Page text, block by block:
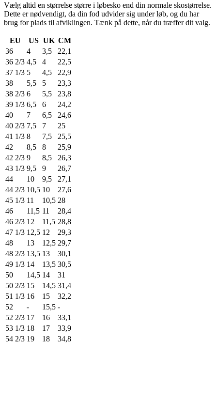
Vælg altid en størrelse større i løbesko end din normale skostørrelse.
Dette er nødvendigt, da din fod udvider sig under løb, og du har
brug for plads til afviklingen. Tænk på dette, når du træffer dit valg.
EU US UK CM
36
4 3,5
22,1
36 2/3 4,5 4
22,5
37 1/3 5 4,5
22,9
38
5,5 5
23,3
38 2/3 6 5,5
23,8
39 1/3 6,5 6
24,2
40
7 6,5
24,6
40 2/3 7,5 7
25
41 1/3 8 7,5
25,5
42
8,5 8
25,9
42 2/3 9 8,5
26,3
43 1/3 9,5 9
26,7
44
10 9,5
27,1
44 2/3 10,5 10
27,6
45 1/3 11 10,5 28
46
11,5 11
28,4
46 2/3 12 11,5 28,8
47 1/3 12,5 12
29,3
48
13 12,5 29,7
48 2/3 13,5 13
30,1
49 1/3 14 13,5 30,5
50
14,5 14
31
50 2/3 15 14,5 31,4
51 1/3 16 15
32,2
52
- 15,5 -
52 2/3 17 16
33,1
53 1/3 18 17
33,9
54 2/3 19 18 34,8